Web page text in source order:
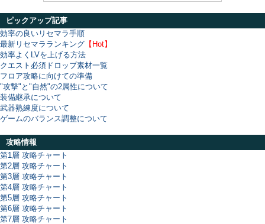
ピックアップ記事
効率の良いリセマラ手順
最新リセマラランキング 【Hot】
効率よくLVを上げる方法
クエスト必須ドロップ素材一覧
フロア攻略に向けての準備
"攻撃"と"自然"の2属性について
装備継承について
武器熟練度について
ゲームのバランス調整について
攻略情報
第1層 攻略チャート
第2層 攻略チャート
第3層 攻略チャート
第4層 攻略チャート
第5層 攻略チャート
第6層 攻略チャート
第7層 攻略チャート